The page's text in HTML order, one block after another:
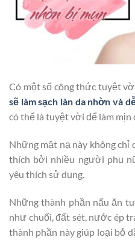
Có một số công thức tuyệt
sẽ làm sạch làn da nhờn và
có thể là tuyệt vời để làm mịn
Những mặt nạ này không chỉ
thích bởi nhiều người phụ
yêu thích sử dụng.
Những thành phần nấu ăn
như chuối, đất sét, nước ép
thành phần này giúp loại bỏ